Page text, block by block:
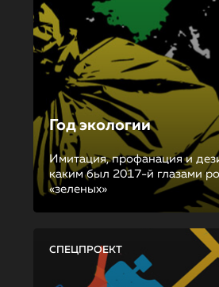
Год экологии
Имитация, профанация и
каким был 2017-й глазами
«зеленых»
СПЕЦПРОЕКТ